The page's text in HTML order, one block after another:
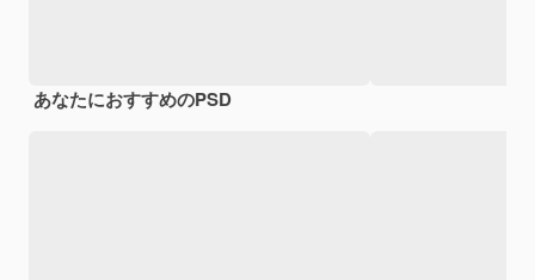
あなたにおすすめのPSD